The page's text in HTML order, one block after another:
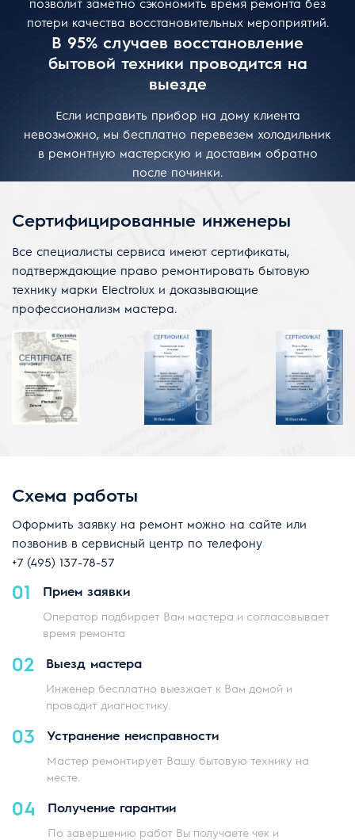
потери качества восстановительных мероприятий.
В 95% случаев восстановление
бытовой техники проводится на
выезде
Если исправить прибор на дому клиента
невозможно, мы бесплатно перевезем холодильник
в ремонтную мастерскую и доставим обратно
после починки.
Сертифицированные инженеры
Все специалисты сервиса имеют сертификаты,
подтверждающие право ремонтировать бытовую
технику марки Electrolux и доказывающие
профессионализм мастера.
Схема работы
Оформить заявку на ремонт можно на сайте или
позвонив в сервисный центр по телефону
+7 (495) 137-78-57
01 Прием заявки
Оператор подбирает Вам мастера и согласовывает
время ремонта
02 Выезд мастера
Инженер бесплатно выезжает к Вам домой и
проводит диагностику.
03 Устранение неисправности
Мастер ремонтирует Вашу бытовую технику на
месте.
04 Получение гарантии
По завершению работ Вы получаете чек и